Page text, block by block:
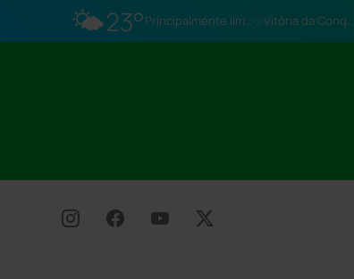
🌤️23° Principalmente limpo Vitória da Conq…